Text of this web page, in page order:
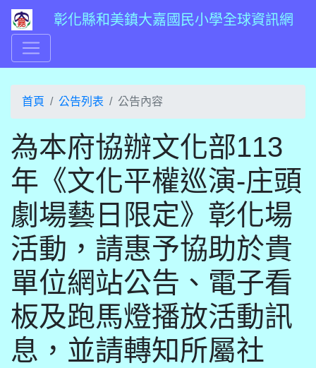
彰化縣和美鎮大嘉國民小學全球資訊網
首頁 公告列表 公告內容
為本府協辦文化部113
年《文化平權巡演-庄頭
劇場藝日限定》彰化場
活動，請惠予協助於貴
單位網站公告、電子看
板及跑馬燈播放活動訊
息，並請轉知所屬社